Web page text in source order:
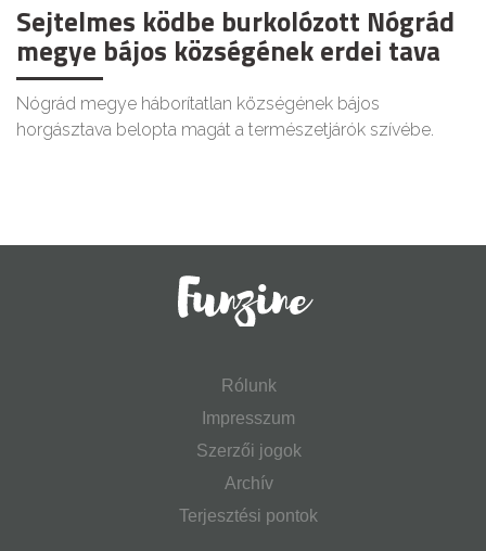
Sejtelmes ködbe burkolózott Nógrád
megye bájos községének erdei tava
Nógrád megye háborítatlan községének bájos
horgásztava belopta magát a természetjárók szívébe.
Rólunk
Impresszum
Szerzői jogok
Archív
Terjesztési pontok